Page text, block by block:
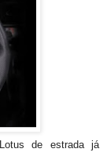
de estrada já